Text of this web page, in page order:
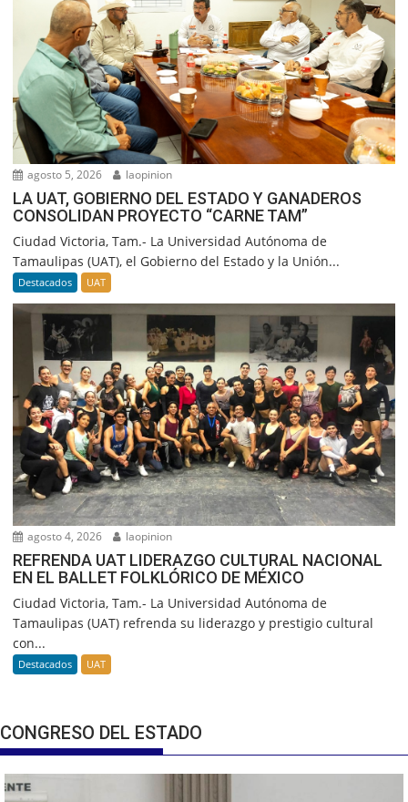
agosto 5, 2026 laopinion
LA UAT, GOBIERNO DEL ESTADO Y GANADEROS
CONSOLIDAN PROYECTO “CARNE TAM”
Ciudad Victoria, Tam.- La Universidad Autónoma de
Tamaulipas (UAT), el Gobierno del Estado y la Unión...
Destacados UAT
agosto 4, 2026 laopinion
REFRENDA UAT LIDERAZGO CULTURAL NACIONAL
EN EL BALLET FOLKLÓRICO DE MÉXICO
Ciudad Victoria, Tam.- La Universidad Autónoma de
Tamaulipas (UAT) refrenda su liderazgo y prestigio cultural
con...
Destacados UAT
CONGRESO DEL ESTADO